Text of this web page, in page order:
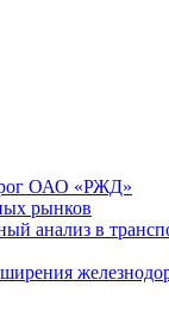
ОАО «РЖД»
рынков
анализ в